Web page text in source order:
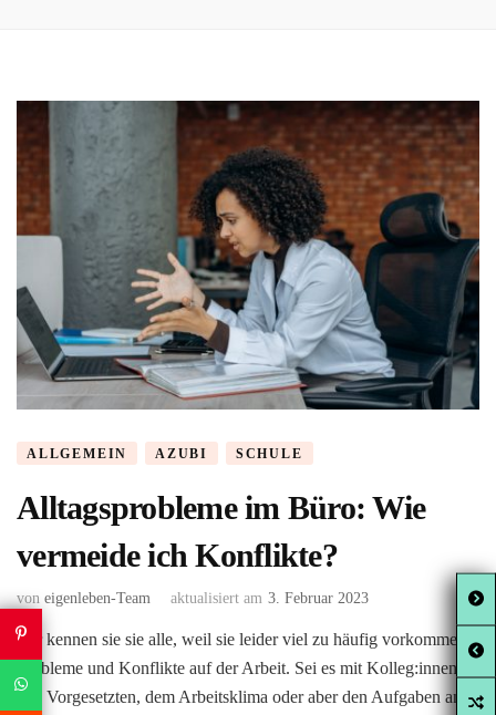
ALLGEMEIN AZUBI SCHULE
Alltagsprobleme im Büro: Wie
vermeide ich Konflikte?
von eigenleben-Team aktualisiert am 3. Februar 2023
Wir kennen sie sie alle, weil sie leider viel zu häufig vorkommen:
Probleme und Konflikte auf der Arbeit. Sei es mit Kolleg:innen,
den Vorgesetzten, dem Arbeitsklima oder aber den Aufgaben an